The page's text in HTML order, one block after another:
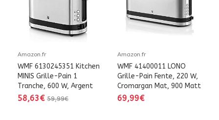
Amazon.fr
WMF 6130245351 Kitchen
MINIS Grille-Pain 1
Tranche, 600 W, Argent
58,63€ 59,99€
Amazon.fr
WMF 41400011 LONO
Grille-Pain Fente, 220 W,
Cromargan Mat, 900 Matt
69,99€